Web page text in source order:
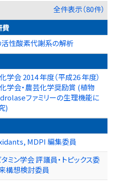
全件表示（80件）
費
性酸素代謝系の解析
学会 2014 年度（平成26 年度）
学会・農芸化学奨励賞 (植物
ファミリーの生理機能に
)
MDPI 編集委員
ミン学会 評議員・トピックス委
構想検討委員